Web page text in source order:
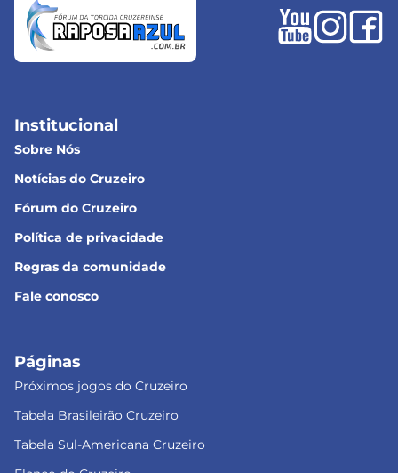
Institucional
Sobre Nós
Notícias do Cruzeiro
Fórum do Cruzeiro
Política de privacidade
Regras da comunidade
Fale conosco
Páginas
Próximos jogos do Cruzeiro
Tabela Brasileirão Cruzeiro
Tabela Sul-Americana Cruzeiro